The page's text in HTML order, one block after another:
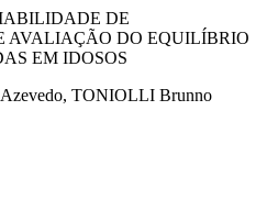
DE
AVALIAÇÃO DO EQUILÍBRIO
EM IDOSOS
Azevedo, TONIOLLI Brunno